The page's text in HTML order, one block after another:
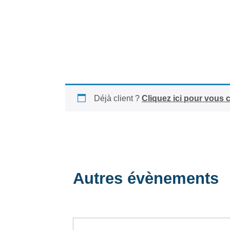
Déjà client ? Cliquez ici pour vous
Autres évènements